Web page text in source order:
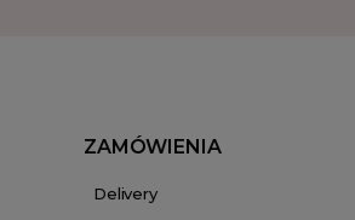
ZAMÓWIENIA
Delivery